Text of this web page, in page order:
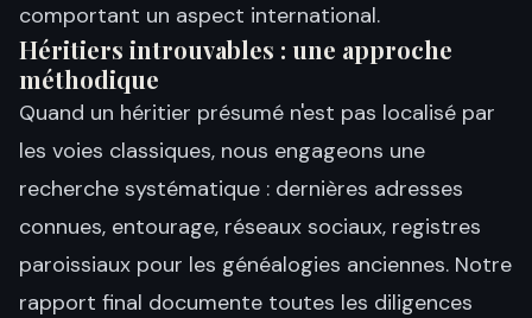
comportant un aspect international.
Héritiers introuvables : une approche
méthodique
Quand un héritier présumé n'est pas localisé par
les voies classiques, nous engageons une
recherche systématique : dernières adresses
connues, entourage, réseaux sociaux, registres
paroissiaux pour les généalogies anciennes. Notre
rapport final documente toutes les diligences